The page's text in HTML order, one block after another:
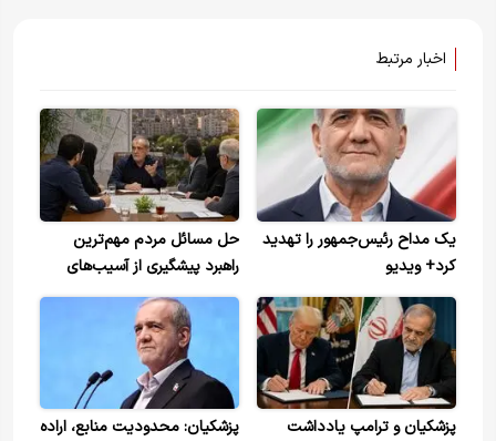
اخبار مرتبط
یک مداح رئیس‌جمهور را تهدید
کرد+ ویدیو
حل مسائل مردم مهم‌ترین
راهبرد پیشگیری از آسیب‌های
اجتماعی است
پزشکیان و ترامپ یادداشت
پزشکیان: محدودیت منابع، اراده